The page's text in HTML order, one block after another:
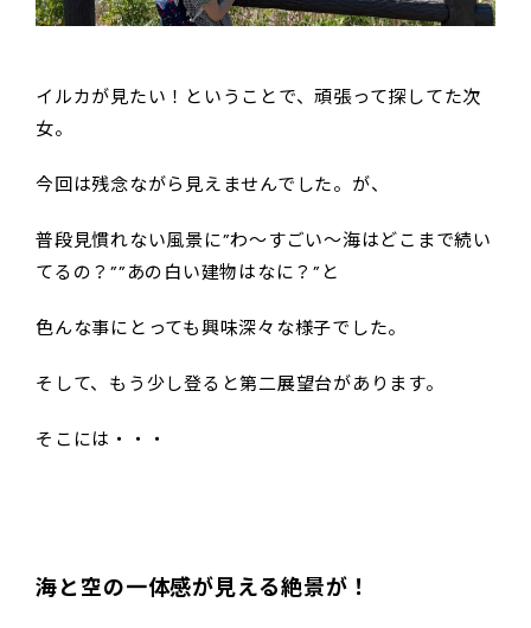
イルカが見たい！ということで、頑張って探してた次
女。
今回は残念ながら見えませんでした。が、
普段見慣れない風景に”わ～すごい～海はどこまで続い
てるの？””あの白い建物はなに？”と
色んな事にとっても興味深々な様子でした。
そして、もう少し登ると第二展望台があります。
そこには・・・
海と空の一体感が見える絶景が！